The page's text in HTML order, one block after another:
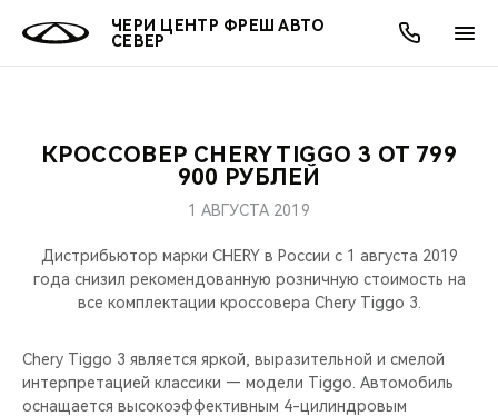
ЧЕРИ ЦЕНТР ФРЕШ АВТО
СЕВЕР
МОДЕЛИ
КРОССОВЕРЫ
СЕДАНЫ
ПОКУПАТЕЛЯМ
КРЕДИТ И СТРАХОВАНИЕ
ВЛАДЕЛЬЦАМ
ЗАПЧАСТИ И АКСЕССУАРЫ
CHERY CONNECT
МИР CHERY
О БРЕНДЕ
ЛЮДИ CHERY
АКЦИИ
ОНЛАЙН СЕРВИСЫ
КРЕДИТ
О КОМПАНИИ
МЫ В СОЦСЕТЯХ
КРОССОВЕР CHERY TIGGO 3 ОТ 799
900 РУБЛЕЙ
1 АВГУСТА 2019
Дистрибьютор марки CHERY в России c 1 августа 2019
года снизил рекомендованную розничную стоимость на
все комплектации кроссовера Chery Tiggo 3.
Chery Tiggo 3 является яркой, выразительной и смелой
интерпретацией классики — модели Tiggo. Автомобиль
оснащается высокоэффективным 4-цилиндровым